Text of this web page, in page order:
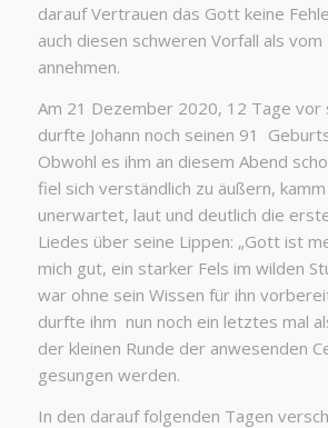
darauf Vertrauen das Gott keine
auch diesen schweren Vorfall als
annehmen.
Am 21 Dezember 2020, 12 Tage vor
durfte Johann noch seinen 91
Obwohl es ihm an diesem Abend
fiel sich verständlich zu äußern,
unerwartet, laut und deutlich die
Liedes über seine Lippen: „Gott ist
mich gut, ein starker Fels im wilden
war ohne sein Wissen für ihn
durfte ihm nun noch ein letztes mal
der kleinen Runde der anwesenden
gesungen werden.
In den darauf folgenden Tagen